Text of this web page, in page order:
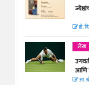
डॉ.
लेख
आणि
आ.